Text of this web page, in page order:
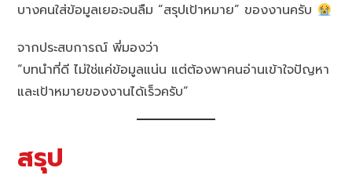
บางคนใส่ข้อมูลเยอะจนลืม “สรุปเป้าหมาย” ของงานครับ
จากประสบการณ์ พี่มองว่า
“บทนำที่ดี ไม่ใช่แค่ข้อมูลแน่น แต่ต้องพาคนอ่านเข้าใจปัญหา
และเป้าหมายของงานได้เร็วครับ”
สรุป